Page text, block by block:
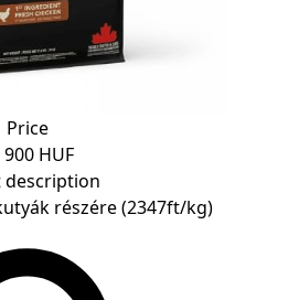
Price
900 HUF
description
részére (2347ft/kg)